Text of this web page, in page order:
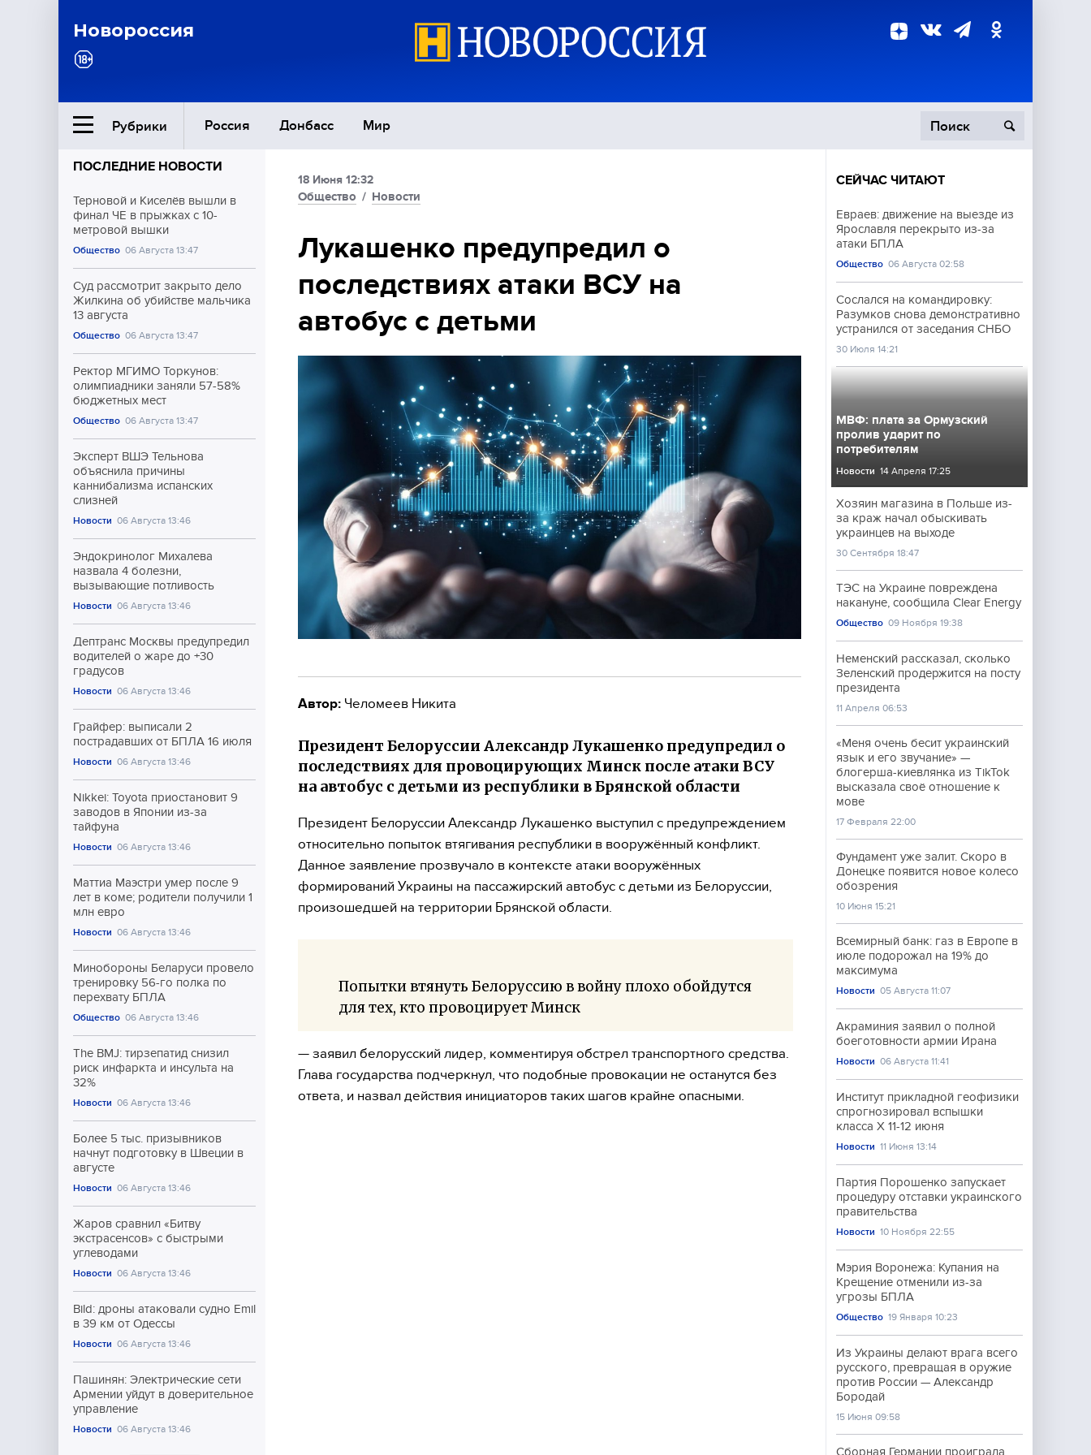
Новороссия
Рубрики Россия Донбасс Мир
Ближний Восток Политика
Общество
Экономика
Происшествия
Культура
Спорт
ПОСЛЕДНИЕ НОВОСТИ
Терновой и Киселёв вышли в
финал ЧЕ в прыжках с 10-
метровой вышки
Общество 06 Августа 13:47
Суд рассмотрит закрыто дело
Жилкина об убийстве мальчика
13 августа
Общество 06 Августа 13:47
Ректор МГИМО Торкунов:
олимпиадники заняли 57-58%
бюджетных мест
Общество 06 Августа 13:47
Эксперт ВШЭ Тельнова
объяснила причины
каннибализма испанских
слизней
Новости 06 Августа 13:46
Эндокринолог Михалева
назвала 4 болезни,
вызывающие потливость
Новости 06 Августа 13:46
Дептранс Москвы предупредил
водителей о жаре до +30
градусов
Новости 06 Августа 13:46
Грайфер: выписали 2
пострадавших от БПЛА 16 июля
Новости 06 Августа 13:46
Nikkei: Toyota приостановит 9
заводов в Японии из-за
тайфуна
Новости 06 Августа 13:46
Маттиа Маэстри умер после 9
лет в коме; родители получили 1
млн евро
Новости 06 Августа 13:46
Минобороны Беларуси провело
тренировку 56-го полка по
перехвату БПЛА
Общество 06 Августа 13:46
The BMJ: тирзепатид снизил
риск инфаркта и инсульта на
32%
Новости 06 Августа 13:46
Более 5 тыс. призывников
начнут подготовку в Швеции в
августе
Новости 06 Августа 13:46
Жаров сравнил «Битву
экстрасенсов» с быстрыми
углеводами
Новости 06 Августа 13:46
Bild: дроны атаковали судно Emil
в 39 км от Одессы
Новости 06 Августа 13:46
Пашинян: Электрические сети
Армении уйдут в доверительное
управление
Новости 06 Августа 13:46
18 Июня 12:32
Общество / Новости
Лукашенко предупредил о
последствиях атаки ВСУ на
автобус с детьми
Автор: Челомеев Никита
Президент Белоруссии Александр Лукашенко предупредил о
последствиях для провоцирующих Минск после атаки ВСУ
на автобус с детьми из республики в Брянской области
Президент Белоруссии Александр Лукашенко выступил с предупреждением
относительно попыток втягивания республики в вооружённый конфликт.
Данное заявление прозвучало в контексте атаки вооружённых
формирований Украины на пассажирский автобус с детьми из Белоруссии,
произошедшей на территории Брянской области.
Попытки втянуть Белоруссию в войну плохо обойдутся
для тех, кто провоцирует Минск
— заявил белорусский лидер, комментируя обстрел транспортного средства.
Глава государства подчеркнул, что подобные провокации не останутся без
ответа, и назвал действия инициаторов таких шагов крайне опасными.
СЕЙЧАС ЧИТАЮТ
Евраев: движение на выезде из
Ярославля перекрыто из-за
атаки БПЛА
Общество 06 Августа 02:58
Сослался на командировку:
Разумков снова демонстративно
устранился от заседания СНБО
30 Июля 14:21
МВФ: плата за Ормузский
пролив ударит по
потребителям
Новости 14 Апреля 17:25
Хозяин магазина в Польше из-
за краж начал обыскивать
украинцев на выходе
30 Сентября 18:47
ТЭС на Украине повреждена
накануне, сообщила Clear Energy
Общество 09 Ноября 19:38
Неменский рассказал, сколько
Зеленский продержится на посту
президента
11 Апреля 06:53
«Меня очень бесит украинский
язык и его звучание» —
блогерша-киевлянка из TikTok
высказала своё отношение к
мове
17 Февраля 22:00
Фундамент уже залит. Скоро в
Донецке появится новое колесо
обозрения
10 Июня 15:21
Всемирный банк: газ в Европе в
июле подорожал на 19% до
максимума
Новости 05 Августа 11:07
Акраминия заявил о полной
боеготовности армии Ирана
Новости 06 Августа 11:41
Институт прикладной геофизики
спрогнозировал вспышки
класса Х 11-12 июня
Новости 11 Июня 13:14
Партия Порошенко запускает
процедуру отставки украинского
правительства
Новости 10 Ноября 22:55
Мэрия Воронежа: Купания на
Крещение отменили из-за
угрозы БПЛА
Общество 19 Января 10:23
Из Украины делают врага всего
русского, превращая в оружие
против России — Александр
Бородай
15 Июня 09:58
Сборная Германии проиграла